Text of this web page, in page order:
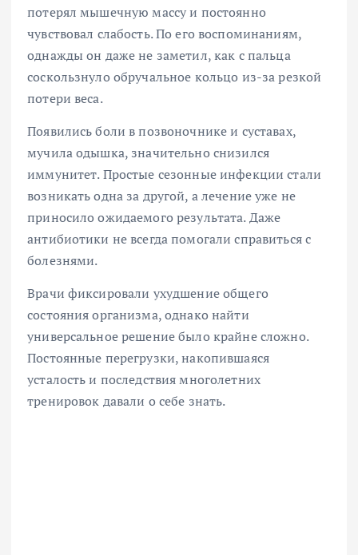
потерял мышечную массу и постоянно
чувствовал слабость. По его воспоминаниям,
однажды он даже не заметил, как с пальца
соскользнуло обручальное кольцо из-за резкой
потери веса.
Появились боли в позвоночнике и суставах,
мучила одышка, значительно снизился
иммунитет. Простые сезонные инфекции стали
возникать одна за другой, а лечение уже не
приносило ожидаемого результата. Даже
антибиотики не всегда помогали справиться с
болезнями.
Врачи фиксировали ухудшение общего
состояния организма, однако найти
универсальное решение было крайне сложно.
Постоянные перегрузки, накопившаяся
усталость и последствия многолетних
тренировок давали о себе знать.